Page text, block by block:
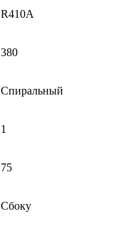
R410A
380
Спиральный
1
75
Сбоку